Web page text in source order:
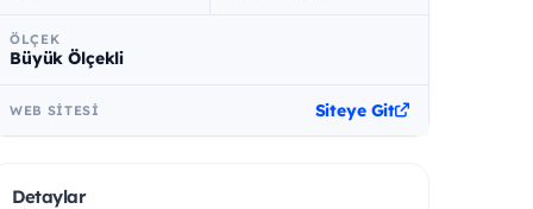
ÖLÇEK
Büyük Ölçekli
WEB SITESI Siteye Git
Detaylar